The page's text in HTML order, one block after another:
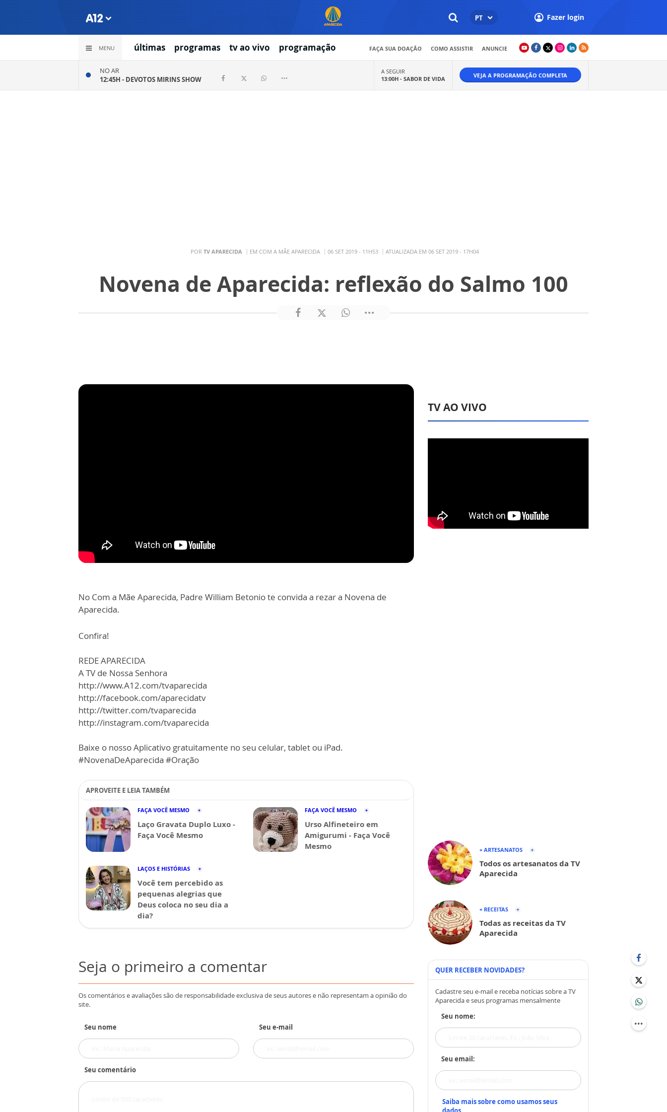
PT Fazer login
MENU últimas programas tv ao vivo programação FAÇA SUA DOAÇÃO COMO ASSISTIR ANUNCIE
NO AR
12:45H - DEVOTOS MIRINS SHOW
A SEGUIR
13:00H - SABOR DE VIDA VEJA A PROGRAMAÇÃO COMPLETA
POR TV APARECIDA EM COM A MÃE APARECIDA 06 SET 2019 - 11H53 ATUALIZADA EM 06 SET 2019 - 17H04
Novena de Aparecida: reflexão do Salmo 100
No Com a Mãe Aparecida, Padre William Betonio te convida a rezar a Novena de
Aparecida.
Confira!
REDE APARECIDA
A TV de Nossa Senhora
http://www.A12.com/tvaparecida
http://facebook.com/aparecidatv
http://twitter.com/tvaparecida
http://instagram.com/tvaparecida
Baixe o nosso Aplicativo gratuitamente no seu celular, tablet ou iPad.
#NovenaDeAparecida #Oração
APROVEITE E LEIA TAMBÉM
FAÇA VOCÊ MESMO
Laço Gravata Duplo Luxo -
Faça Você Mesmo
FAÇA VOCÊ MESMO
Urso Alfineteiro em
Amigurumi - Faça Você
Mesmo
LAÇOS E HISTÓRIAS
Você tem percebido as
pequenas alegrias que
Deus coloca no seu dia a
dia?
Seja o primeiro a comentar
Os comentários e avaliações são de responsabilidade exclusiva de seus autores e não representam a opinião do
site.
Seu nome Seu e-mail
Seu comentário
TV AO VIVO
+ ARTESANATOS
Todos os artesanatos da TV
Aparecida
+ RECEITAS
Todas as receitas da TV
Aparecida
QUER RECEBER NOVIDADES?
Cadastre seu e-mail e receba notícias sobre a TV
Aparecida e seus programas mensalmente
Seu nome:
Seu email:
Saiba mais sobre como usamos seus